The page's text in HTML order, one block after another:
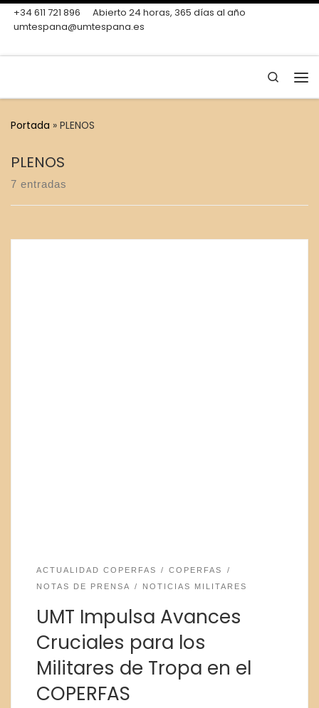
Skip to content
+34 611 721 896
Abierto 24 horas, 365 días al año
umtespana@umtespana.es
Search
Portada » PLENOS
PLENOS
7 entradas
ACTUALIDAD COPERFAS
COPERFAS
NOTAS DE PRENSA
NOTICIAS MILITARES
UMT Impulsa Avances
Cruciales para los
Militares de Tropa en el
COPERFAS